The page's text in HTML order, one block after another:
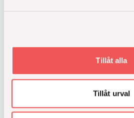
Tillåt alla
Tillåt urval
På Åke Sundvall arbetar vi från